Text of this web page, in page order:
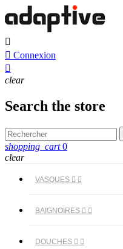

 Connexion

clear
Search the store
shopping_cart 0
clear
VASQUES  
BAIGNOIRES  
DOUCHES  